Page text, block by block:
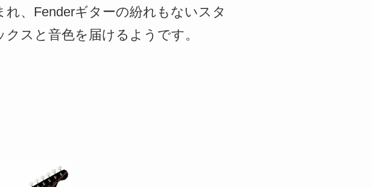
、Fenderギターの紛れもないスタ
スと音色を届けるようです。